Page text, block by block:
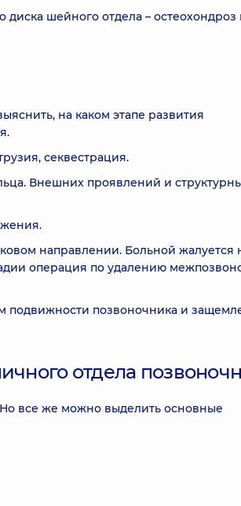
шейного отдела – остеохондроз
на каком этапе развития
секвестрация.
Внешних проявлений и
направлении. Больной жалуется
операция по удалению
подвижности позвоночника и
отдела
все же можно выделить основные